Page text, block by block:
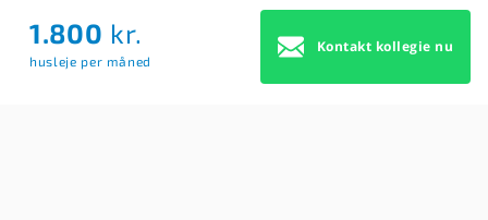
1.800 kr.
husleje per måned
Kontakt kollegie nu